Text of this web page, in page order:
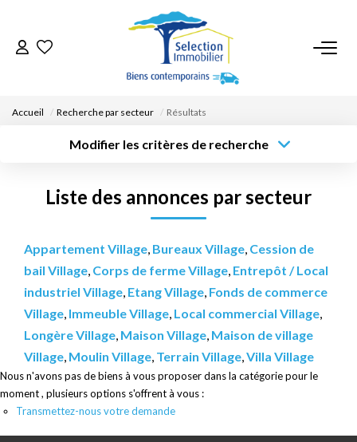
ACCUEIL
DÉPOSEZ VOTRE RECHERCHE
NOUS REJOINDRE
CONTACT
EN
Accueil Recherche par secteur Résultats
Modifier les critères de recherche
Type de bien
Surface min
Rayon Plus de critères
Créer une
Liste des annonces par secteur
Appartement Village Bureaux Village Cession de
bail Village Corps de ferme Village Entrepôt / Local
industriel Village Etang Village Fonds de commerce
Village Immeuble Village Local commercial Village
Longère Village Maison Village Maison de village
Village Moulin Village Terrain Village Villa Village
Nous n'avons pas de biens à vous proposer dans la catégorie pour le
moment , plusieurs options s'offrent à vous :
Transmettez-nous votre demande